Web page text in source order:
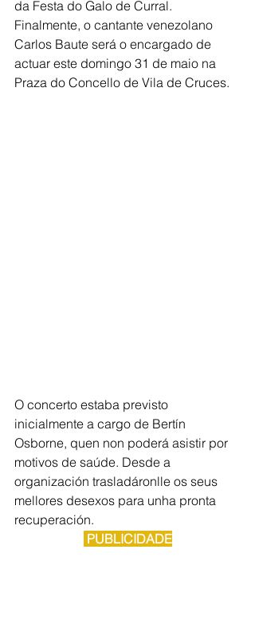
da Festa do Galo de Curral.
Finalmente, o cantante venezolano
Carlos Baute será o encargado de
actuar este domingo 31 de maio na
Praza do Concello de Vila de Cruces.
O concerto estaba previsto
inicialmente a cargo de Bertín
Osborne, quen non poderá asistir por
motivos de saúde. Desde a
organización trasladáronlle os seus
mellores desexos para unha pronta
recuperación.
PUBLICIDADE